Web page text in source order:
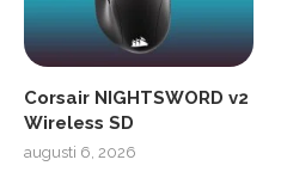
Corsair NIGHTSWORD v2
Wireless SD
augusti 6, 2026